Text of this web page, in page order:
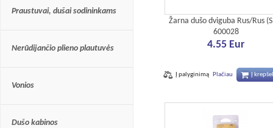
Praustuvai, dušai sodininkams
Nerūdijančio plieno plautuvės
Vonios
Dušo kabinos
Žarna dušo dviguba Rus/Rus
600028
4.55 Eur
Į palyginimą Plačiau Į